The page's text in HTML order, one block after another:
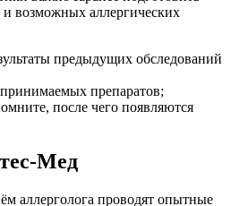
возможных аллергических
предыдущих обследований
препаратов;
после чего появляются
Мед
аллерголога проводят опытные